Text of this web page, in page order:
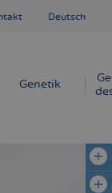
Deutsch
Genetik